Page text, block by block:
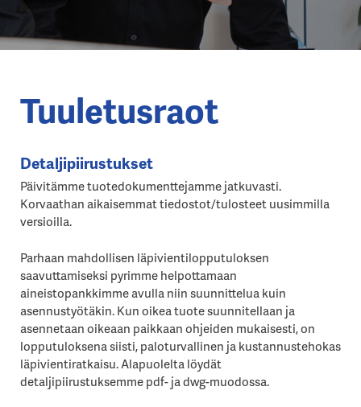
Tuuletusraot
Detaljipiirustukset
Päivitämme tuotedokumenttejamme jatkuvasti.
Korvaathan aikaisemmat tiedostot/tulosteet uusimmilla
versioilla.
Parhaan mahdollisen läpivientilopputuloksen
saavuttamiseksi pyrimme helpottamaan
aineistopankkimme avulla niin suunnittelua kuin
asennustyötäkin. Kun oikea tuote suunnitellaan ja
asennetaan oikeaan paikkaan ohjeiden mukaisesti, on
lopputuloksena siisti, paloturvallinen ja kustannustehokas
läpivientiratkaisu. Alapuolelta löydät
detaljipiirustuksemme pdf- ja dwg-muodossa.